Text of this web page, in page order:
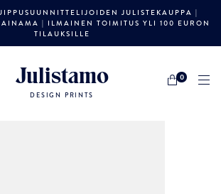
JULISTEKAUPPA |
| ILMAINEN TOIMITUS YLI 100 EURON
TILAUKSILLE
Julistamo
DESIGN PRINTS
0